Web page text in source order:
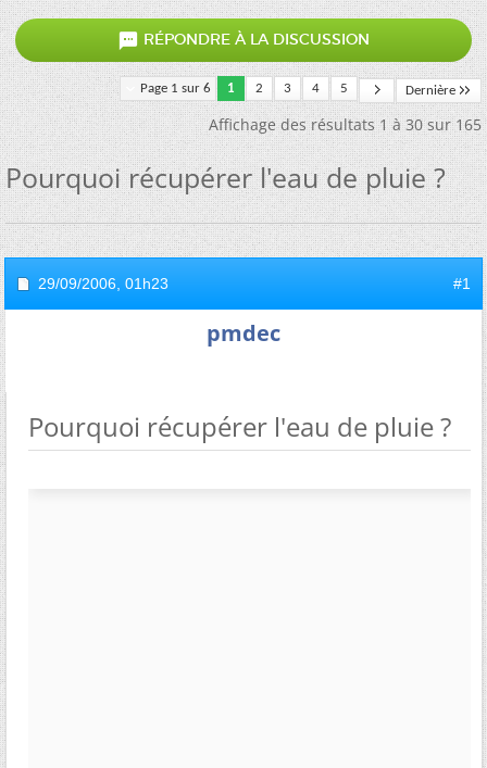
 RÉPONDRE À LA DISCUSSION
Page 1 sur 6 1 2 3 4 5 Dernière
Affichage des résultats 1 à 30 sur 165
Pourquoi récupérer l'eau de pluie ?
29/09/2006, 01h23 #1
pmdec
Pourquoi récupérer l'eau de pluie ?